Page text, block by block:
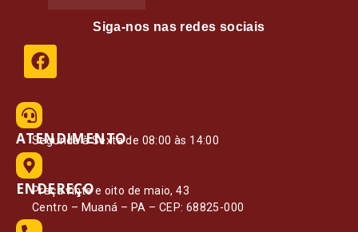
Siga-nos nas redes sociais
ATENDIMENTO
Segunda à Sexta de 08:00 às 14:00
ENDEREÇO
Praça vinte e oito de maio, 43
Centro – Muaná – PA – CEP: 68825-000